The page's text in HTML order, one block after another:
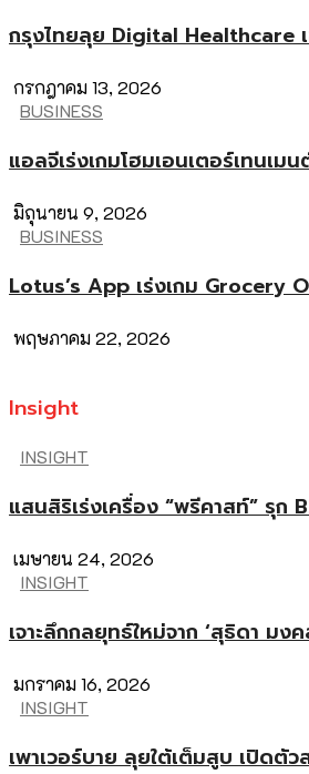
กรุงไทยลุย Digital Healthcare
กรกฎาคม 13, 2026
BUSINESS
แอลจีเร่งเกมโฮมเอนเตอร์เทนเม
มิถุนายน 9, 2026
BUSINESS
Lotus’s App เร่งเกม Grocery
พฤษภาคม 22, 2026
Insight
INSIGHT
แสนสิริเร่งเครื่อง “พรีคาสท์” รุก
เมษายน 24, 2026
INSIGHT
เจาะลึกกลยุทธ์ใหม่จาก ‘สุธิดา มง
มกราคม 16, 2026
INSIGHT
เพาเวอร์บาย ลุยใต้เต็มสูบ เปิดตัว